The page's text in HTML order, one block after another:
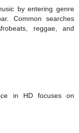
by entering genre
Common searches
reggae, and
in HD focuses on